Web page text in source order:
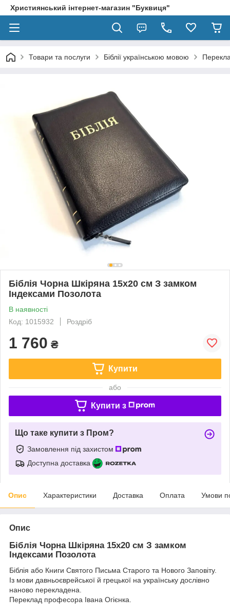
Християнський інтернет-магазин "Буквиця"
Товари та послуги Біблії українською мовою
Біблія Чорна Шкіряна 15х20 см З замком
Індексами Позолота
В наявності
Код: 1015932
Роздріб
1 760 ₴
Купити
або
Купити з
Що таке купити з Пром?
Замовлення під захистом
Доступна доставка
Опис Характеристики Доставка Оплата Умови
Опис
Біблія Чорна Шкіряна 15х20 см З замком
Індексами Позолота
Біблія або Книги Святого Письма Старого та Нового Заповіту.
Із мови давньоєврейської й грецької на українську дослівно
наново перекладена.
Переклад професора Івана Огієнка.